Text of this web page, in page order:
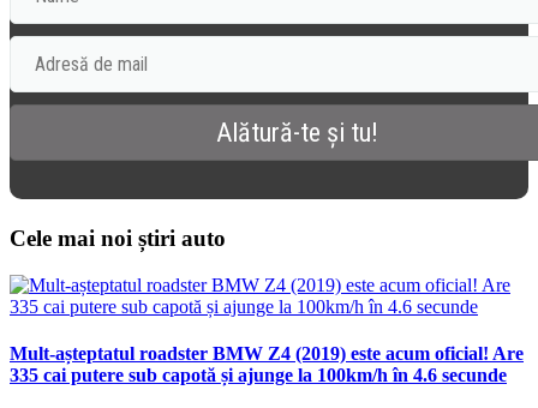
Cele mai noi știri auto
Mult-așteptatul roadster BMW Z4 (2019) este acum oficial! Are
335 cai putere sub capotă și ajunge la 100km/h în 4.6 secunde